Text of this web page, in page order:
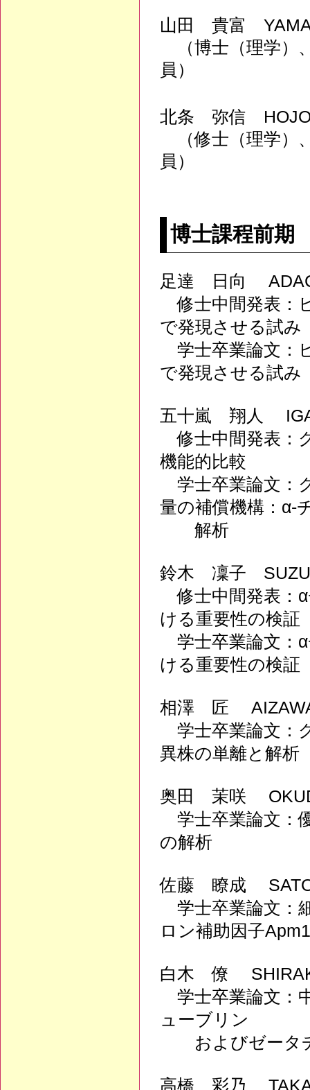
山田 貴富
（博士（理学）
員）
北条 弥信
（修士（理学）
員）
博士課程前期
足達 日向
修士中間発表：
で発現させる試み
学士卒業論文：
で発現させる試み
五十嵐 翔人
修士中間発表：
機能的比較
学士卒業論文：
量の補償機構：α-
解析
鈴木 凜子
修士中間発表：
ける重要性の検証
学士卒業論文：
ける重要性の検証
相澤 匠 AIZAWA,
学士卒業論文：
異株の単離と解析
奥田 茉咲
学士卒業論文：
の解析
佐藤 瞭成 SATO,
学士卒業論文：
ロン補助因子
白木 僚
学士卒業論文：
ューブリン
およびゼータチ
高橋 彩乃